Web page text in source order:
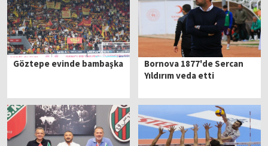
Göztepe evinde bambaşka
Bornova 1877'de Sercan
Yıldırım veda etti